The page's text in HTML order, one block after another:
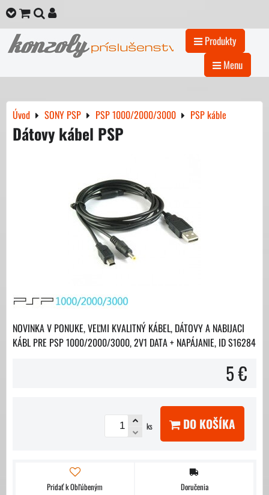
Produkty
Menu
Úvod SONY PSP PSP 1000/2000/3000 PSP káble
Dátovy kábel PSP
NOVINKA V PONUKE, VEĽMI KVALITNÝ KÁBEL, DÁTOVY A NABIJACI
KÁBL PRE PSP 1000/2000/3000, 2V1 DATA + NAPÁJANIE, ID S16284
5 €
ks DO KOŠÍKA
Pridať k Obľúbeným Doručenia